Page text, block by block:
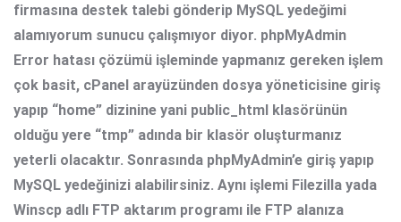
firmasına destek talebi gönderip MySQL yedeğimi
alamıyorum sunucu çalışmıyor diyor. phpMyAdmin
Error hatası çözümü işleminde yapmanız gereken işlem
çok basit, cPanel arayüzünden dosya yöneticisine giriş
yapıp “home” dizinine yani public_html klasörünün
olduğu yere “tmp” adında bir klasör oluşturmanız
yeterli olacaktır. Sonrasında phpMyAdmin’e giriş yapıp
MySQL yedeğinizi alabilirsiniz. Aynı işlemi Filezilla yada
Winscp adlı FTP aktarım programı ile FTP alanıza